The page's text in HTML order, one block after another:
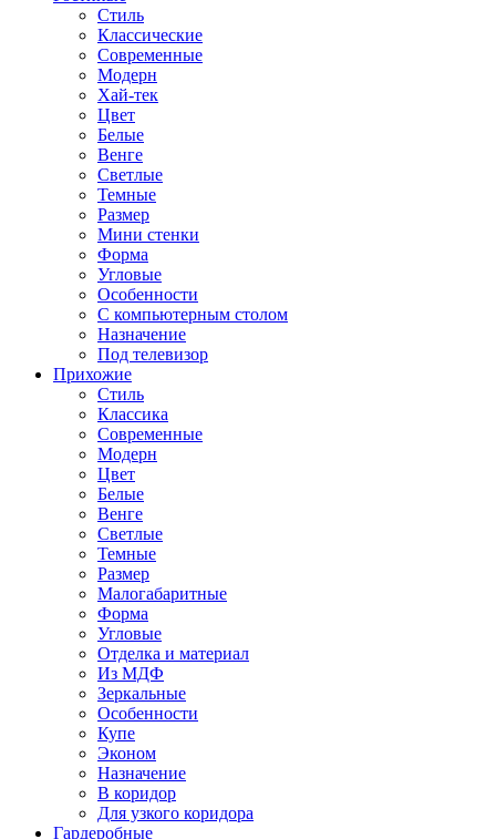
Стиль
Классические
Современные
Модерн
Хай-тек
Цвет
Белые
Венге
Светлые
Темные
Размер
Мини стенки
Форма
Угловые
Особенности
С компьютерным столом
Назначение
Под телевизор
Прихожие
Стиль
Классика
Современные
Модерн
Цвет
Белые
Венге
Светлые
Темные
Размер
Малогабаритные
Форма
Угловые
Отделка и материал
Из МДФ
Зеркальные
Особенности
Купе
Эконом
Назначение
В коридор
Для узкого коридора
Гардеробные